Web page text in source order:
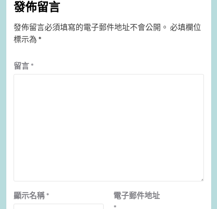
發佈留言
發佈留言必須填寫的電子郵件地址不會公開。 必填欄位
標示為 *
留言 *
顯示名稱 *
電子郵件地址